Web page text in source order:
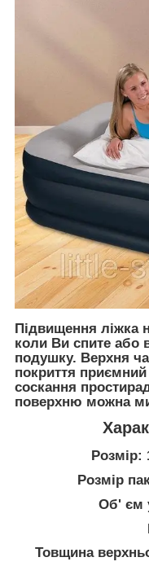
Підвищення ліжка
коли Ви спите або
подушку. Верхня
покриття приємний
соскання
поверхню можна
Розмір:
Розмір
Об' єм
Товщина